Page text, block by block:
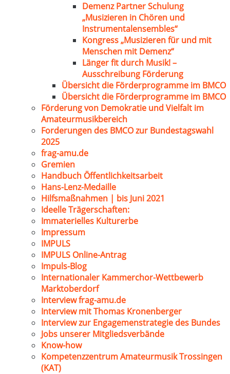
Demenz Partner Schulung
„Musizieren in Chören und
Instrumentalensembles“
Kongress „Musizieren für und mit
Menschen mit Demenz“
Länger fit durch Musik! –
Ausschreibung Förderung
Übersicht die Förderprogramme im BMCO
Übersicht die Förderprogramme im BMCO
Förderung von Demokratie und Vielfalt im
Amateurmusikbereich
Forderungen des BMCO zur Bundestagswahl
2025
frag-amu.de
Gremien
Handbuch Öffentlichkeitsarbeit
Hans-Lenz-Medaille
Hilfsmaßnahmen | bis Juni 2021
Ideelle Trägerschaften:
Immaterielles Kulturerbe
Impressum
IMPULS
IMPULS Online-Antrag
Impuls-Blog
Internationaler Kammerchor-Wettbewerb
Marktoberdorf
Interview frag-amu.de
Interview mit Thomas Kronenberger
Interview zur Engagemenstrategie des Bundes
Jobs unserer Mitgliedsverbände
Know-how
Kompetenzzentrum Amateurmusik Trossingen
(KAT)